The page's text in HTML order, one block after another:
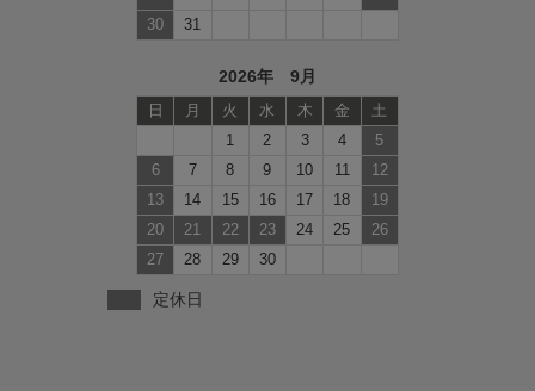
30
31
2026年 9月
日 月 火 水 木 金
土
1
2 3 4
5
6
7 8 9 10 11
12
13
14 15 16 17 18
19
20
21 22 23 24 25
26
27
28 29 30
定休日